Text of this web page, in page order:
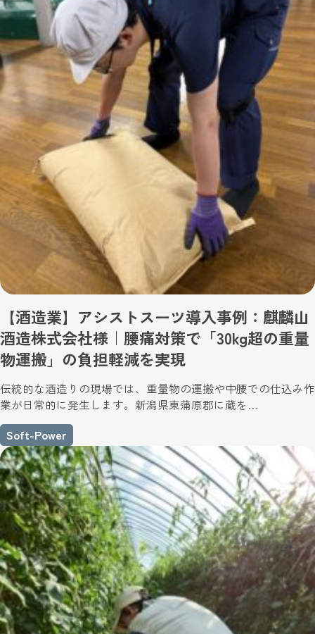
【酒造業】アシストスーツ導入事例：麒麟山
酒造株式会社様｜腰痛対策で「30kg超の重量
物運搬」の負担軽減を実現
伝統的な酒造りの現場では、重量物の運搬や中腰での仕込み作
業が日常的に発生します。新潟県東蒲原郡に蔵を…
Soft-Power